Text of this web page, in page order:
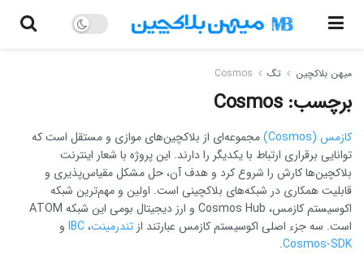
میهن بلاکچین تگ Cosmos
برچسب:Cosmos
کازمس (Cosmos)
مجموعه‌ای از بلاکچین‌های موازی و مستقل است که
توانایی برقراری ارتباط با یکدیگر را دارند. این پروژه با شعار اینترنت
بلاکچین‌ها کارش را شروع کرد و هدف آن، حل مشکل مقیاس‌پذیری و
قابلیت همکاری در شبکه‌های بلاکچینی است. اولین و مهم‌ترین شبکه
اکوسیستم کازمس، Cosmos Hub و ارز دیجیتال بومی این شبکه ATOM
است. سه جزء اصلی اکوسیستم کازمس عبارتند از تندرمینت،IBC و
Cosmos-SDK
.